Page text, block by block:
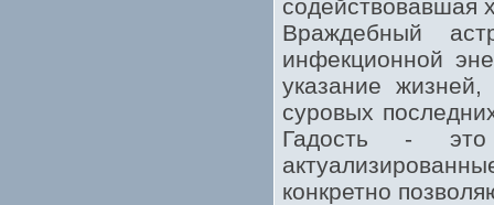
содействовавшая
Враждебный
инфекционной
указание
суровых
Гадость - это
конкретно